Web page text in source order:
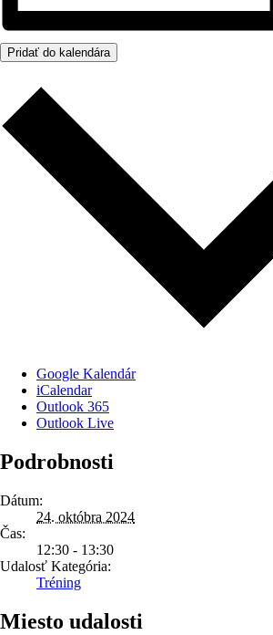
Pridať do kalendára
Google Kalendár
iCalendar
Outlook 365
Outlook Live
Podrobnosti
Dátum:
24. októbra 2024
Čas:
12:30 - 13:30
Udalosť Kategória:
Tréning
Miesto udalosti